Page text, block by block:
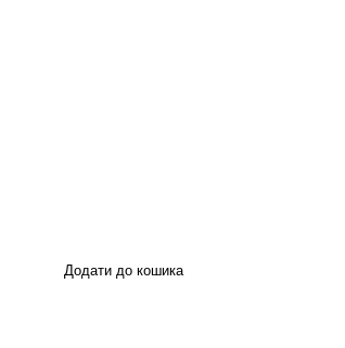
Додати до кошика